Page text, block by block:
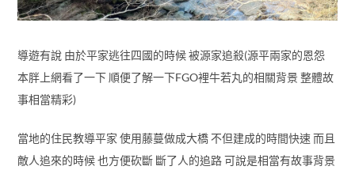
導遊有說 由於平家逃往四國的時候 被源家追殺(源平兩家的恩怨
本胖上網看了一下 順便了解一下FGO裡牛若丸的相關背景 整體故
事相當精彩)
當地的住民教導平家 使用藤蔓做成大橋 不但建成的時間快速 而且
敵人追來的時候 也方便砍斷 斷了人的追路 可說是相當有故事背景